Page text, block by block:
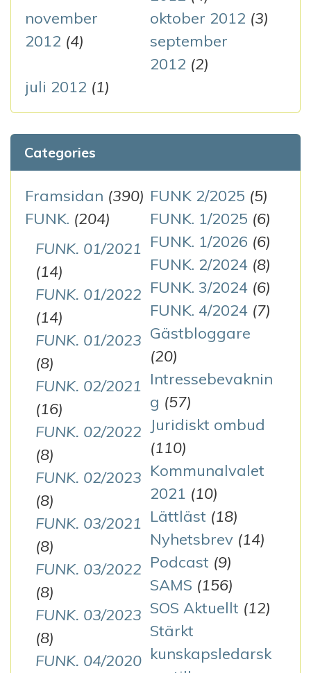
november
2012 (4)
oktober 2012 (3)
september
2012 (2)
juli 2012 (1)
Categories
Framsidan (390) FUNK 2/2025 (5)
FUNK. (204)
FUNK. 01/2021
(14)
FUNK. 01/2022
(14)
FUNK. 01/2023
(8)
FUNK. 02/2021
(16)
FUNK. 02/2022
(8)
FUNK. 02/2023
(8)
FUNK. 03/2021
(8)
FUNK. 03/2022
(8)
FUNK. 03/2023
(8)
FUNK. 04/2020
FUNK. 1/2025 (6)
FUNK. 1/2026 (6)
FUNK. 2/2024 (8)
FUNK. 3/2024 (6)
FUNK. 4/2024 (7)
Gästbloggare
(20)
Intressebevaknin
g (57)
Juridiskt ombud
(110)
Kommunalvalet
2021 (10)
Lättläst (18)
Nyhetsbrev (14)
Podcast (9)
SAMS (156)
SOS Aktuellt (12)
Stärkt
kunskapsledarsk